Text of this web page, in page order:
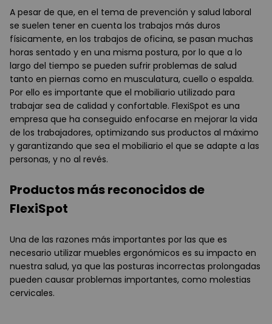
A pesar de que, en el tema de prevención y salud laboral
se suelen tener en cuenta los trabajos más duros
físicamente, en los trabajos de oficina, se pasan muchas
horas sentado y en una misma postura, por lo que a lo
largo del tiempo se pueden sufrir problemas de salud
tanto en piernas como en musculatura, cuello o espalda.
Por ello es importante que el mobiliario utilizado para
trabajar sea de calidad y confortable. FlexiSpot es una
empresa que ha conseguido enfocarse en mejorar la vida
de los trabajadores, optimizando sus productos al máximo
y garantizando que sea el mobiliario el que se adapte a las
personas, y no al revés.
Productos más reconocidos de
FlexiSpot
Una de las razones más importantes por las que es
necesario utilizar muebles ergonómicos es su impacto en
nuestra salud, ya que las posturas incorrectas prolongadas
pueden causar problemas importantes, como molestias
cervicales.